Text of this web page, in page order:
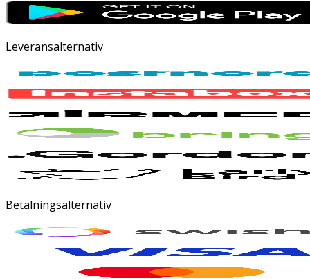
Leveransalternativ
Betalningsalternativ